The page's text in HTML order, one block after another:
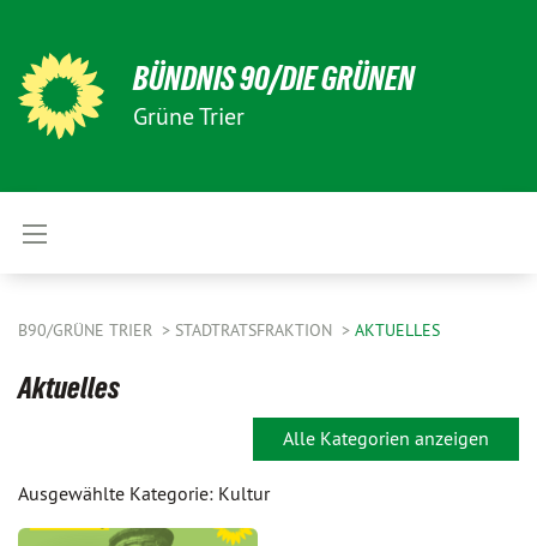
BÜNDNIS 90/DIE GRÜNEN
Grüne Trier
B90/GRÜNE TRIER STADTRATSFRAKTION AKTUELLES
Aktuelles
Alle Kategorien anzeigen
Ausgewählte Kategorie: Kultur